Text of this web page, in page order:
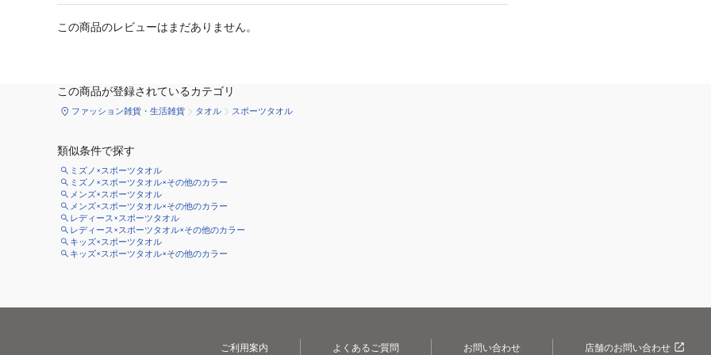
この商品のレビューはまだありません。
この商品が登録されているカテゴリ
ファッション雑貨・生活雑貨 タオル スポーツタオル
類似条件で探す
ミズノ×スポーツタオル
ミズノ×スポーツタオル×その他のカラー
メンズ×スポーツタオル
メンズ×スポーツタオル×その他のカラー
レディース×スポーツタオル
レディース×スポーツタオル×その他のカラー
キッズ×スポーツタオル
キッズ×スポーツタオル×その他のカラー
ご利用案内 よくあるご質問 お問い合わせ 店舗のお問い合わせ